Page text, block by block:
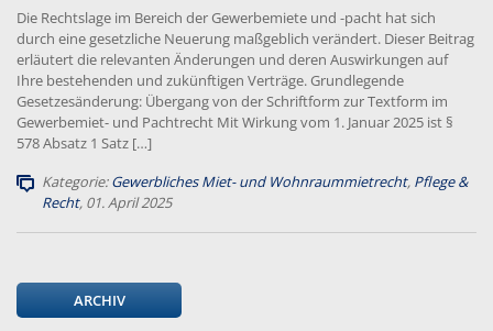
Die Rechtslage im Bereich der Gewerbemiete und -pacht hat sich
durch eine gesetzliche Neuerung maßgeblich verändert. Dieser Beitrag
erläutert die relevanten Änderungen und deren Auswirkungen auf
Ihre bestehenden und zukünftigen Verträge. Grundlegende
Gesetzesänderung: Übergang von der Schriftform zur Textform im
Gewerbemiet- und Pachtrecht Mit Wirkung vom 1. Januar 2025 ist §
578 Absatz 1 Satz […]
Kategorie:Gewerbliches Miet- und Wohnraummietrecht, Pflege &
Recht, 01. April 2025
ARCHIV